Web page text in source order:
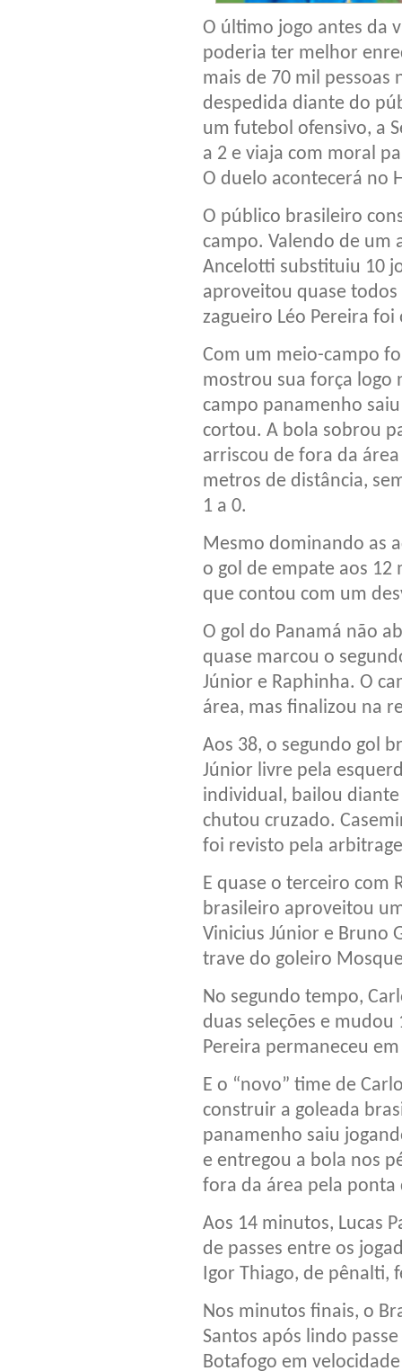
O último jogo antes da
poderia ter melhor
mais de 70 mil pessoas
despedida diante do
um futebol ofensivo, a
a 2 e viaja com moral
O duelo acontecerá no
O público brasileiro
campo. Valendo de um
Ancelotti substituiu 10
aproveitou quase
zagueiro Léo Pereira
Com um meio-campo
mostrou sua força logo
campo panamenho
cortou. A bola sobrou
arriscou de fora da
metros de distância,
1 a 0.
Mesmo dominando as
o gol de empate aos
que contou com um
O gol do Panamá não
quase marcou o
Júnior e Raphinha. O
área, mas finalizou na
Aos 38, o segundo gol
Júnior livre pela
individual, bailou
chutou cruzado.
foi revisto pela
E quase o terceiro com
brasileiro aproveitou
Vinicius Júnior e Bruno
trave do goleiro
No segundo tempo,
duas seleções e mudou
Pereira permaneceu
E o “novo” time de
construir a goleada
panamenho saiu
e entregou a bola nos
fora da área pela
Aos 14 minutos, Lucas
de passes entre os
Igor Thiago, de pênalti,
Nos minutos finais, o
Santos após lindo
Botafogo em